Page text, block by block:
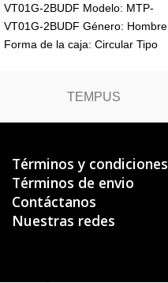
VT01G-2BUDF Modelo: MTP-
VT01G-2BUDF Género: Hombre
Forma de la caja: Circular Tipo
TEMPUS
Términos y condiciones
Términos de envio
Contáctanos
Nuestras redes